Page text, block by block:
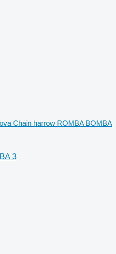
Chain harrow ROMBA BOMBA
3